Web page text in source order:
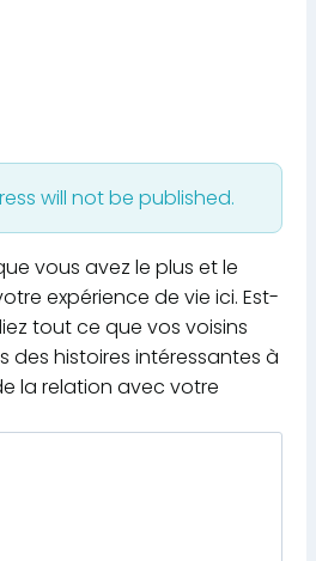
will not be published.
vous avez le plus et le
expérience de vie ici. Est-
tout ce que vos voisins
des histoires intéressantes à
la relation avec votre